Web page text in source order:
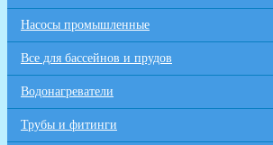
Насосы промышленные
Все для бaссейнов и прудов
Водонагреватели
Трубы и фитинги